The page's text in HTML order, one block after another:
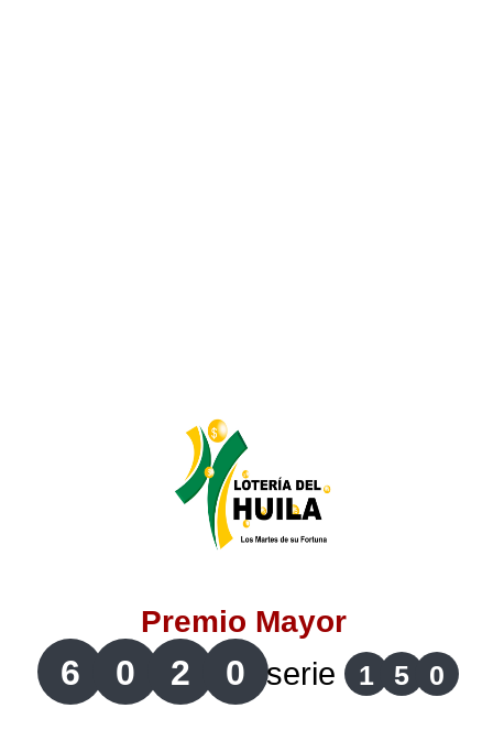
Lotería de Bogotá
Lotería de Risaralda
Lotería de Santander
Lotería del Cauca
Premio Mayor
6 0 2 0 serie 1 5 0